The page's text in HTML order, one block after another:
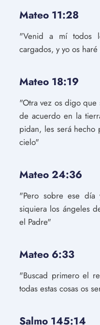
Mateo 11:28
"Venid a mí todos
cargados, y yo os
Mateo 18:19
"Otra vez os digo que
de acuerdo en la
pidan, les será hecho
cielo"
Mateo 24:36
"Pero sobre ese
siquiera los ángeles
el Padre"
Mateo 6:33
"Buscad primero el
todas estas cosas os
Salmo 145:14